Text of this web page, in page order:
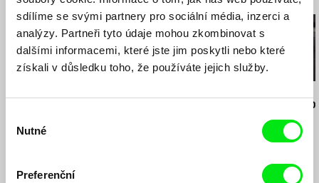
sdílíme se svými partnery pro sociální média, inzerci a
analýzy. Partneři tyto údaje mohou zkombinovat s
dalšími informacemi, které jste jim poskytli nebo které
získali v důsledku toho, že používáte jejich služby.
souhlasu
Nutné
Preferenční
tel: +420 224 949 110
fax: +420 221 105 220
e-mail:info@cinemart.cz
Případ pro